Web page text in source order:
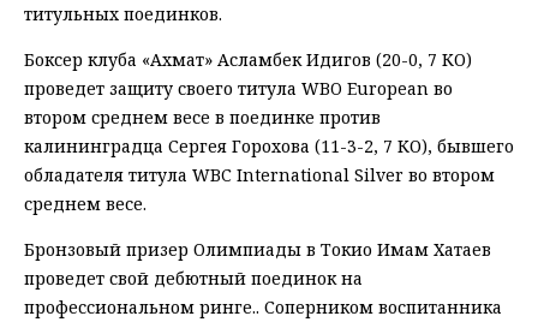
титульных поединков.
Боксер клуба «Ахмат» Асламбек Идигов (20-0, 7 КО)
проведет защиту своего титула WBO European во
втором среднем весе в поединке против
калининградца Сергея Горохова (11-3-2, 7 КО), бывшего
обладателя титула WBC International Silver во втором
среднем весе.
Бронзовый призер Олимпиады в Токио Имам Хатаев
проведет свой дебютный поединок на
профессиональном ринге.. Соперником воспитанника